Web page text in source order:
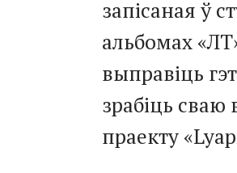
запісаная ў
альбомах
выправіць
зрабіць сваю
праекту